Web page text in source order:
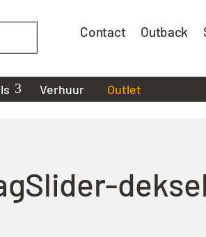
Contact Outback
Verhuur Outlet
deksel